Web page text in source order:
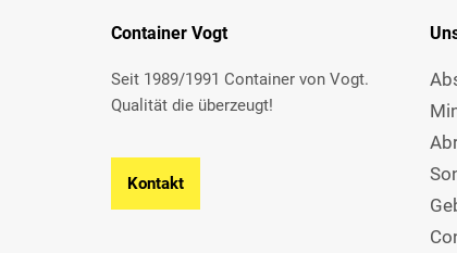
Container Vogt
Seit 1989/1991 Container von Vogt.
Qualität die überzeugt!
Kontakt